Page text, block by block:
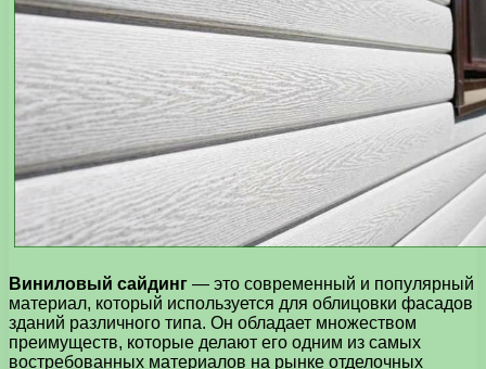
Виниловый сайдинг — это современный и популярный
материал, который используется для облицовки фасадов
зданий различного типа. Он обладает множеством
преимуществ, которые делают его одним из самых
востребованных материалов на рынке отделочных